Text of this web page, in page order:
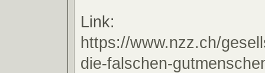
Link:
https://www.nzz.ch/
die-falschen-